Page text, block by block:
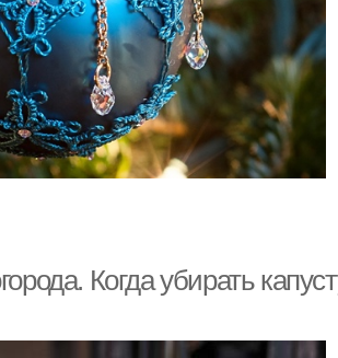
Когда убирать